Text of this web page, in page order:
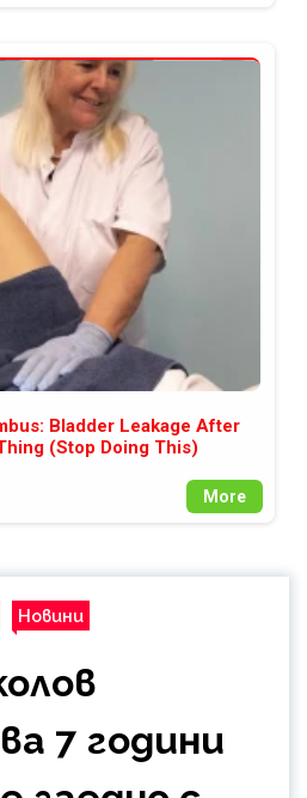
Bladder Leakage After
(Stop Doing This)
More
Новини
7 години